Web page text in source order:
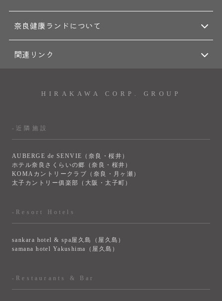
奈良健康ランドについて
関連リンク
HIRAKAWA CORP. GROUP
-近隣施設
AUBERGE de SENVIE（奈良・桜井）
ホテル奈良さくらいの郷（奈良・桜井）
KOMAカントリークラブ（奈良・月ヶ瀬）
太子カントリー俱楽部（大阪・太子町）
-Resort Hotels
sankara hotel & spa屋久島（屋久島）
samana hotel Yakushima（屋久島）
-Restaurants & Bar